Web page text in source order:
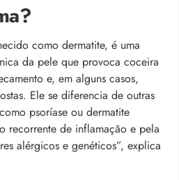
como dermatite, é uma
da pele que provoca coceira
e, em alguns casos,
Ele se diferencia de outras
psoríase ou dermatite
recorrente de inflamação e pela
alérgicos e genéticos”, explica